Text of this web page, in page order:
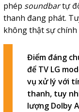
phép soundbartự
thanh đang phát.
không thật sự chính
Điểm đáng
để TV LG
vụ xử lý với
thanh, tuy
lượng Dolby